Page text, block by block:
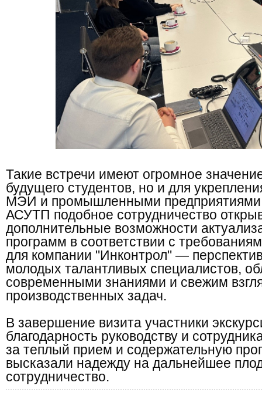
Такие встречи имеют огромное
будущего студентов, но и для
МЭИ и промышленными
АСУТП подобное сотрудничество
дополнительные возможности
программ в соответствии с
для компании "Инконтрол" —
молодых талантливых специалистов,
современными знаниями и свежим
производственных задач.
В завершение визита участники
благодарность руководству и
за теплый прием и содержательную
высказали надежду на дальнейшее
сотрудничество.